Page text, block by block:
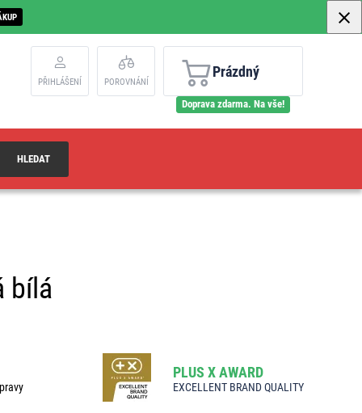
PŘIHLÁŠENÍ POROVNÁNÍ
Prázdný
Doprava zdarma. Na vše!
HLEDAT
bílá
PLUS X AWARD
EXCELLENT BRAND QUALITY